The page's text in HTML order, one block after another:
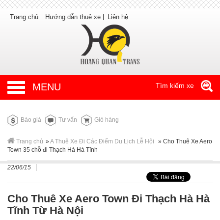
Trang chủ Hướng dẫn thuê xe Liên hệ
MENU Tìm kiếm xe
Báo giá Tư vấn Giỏ hàng
Trang chủ »A Thuê Xe Đi Các Điểm Du Lịch Lễ Hội » Cho Thuê Xe Aero
Town 35 chỗ đi Thạch Hà Hà Tĩnh
22/06/15
Cho Thuê Xe Aero Town Đi Thạch Hà Hà
Tĩnh Từ Hà Nội